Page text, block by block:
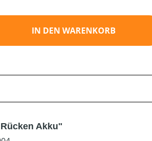
den gewünschten Wert
IN DEN WARENKORB
Akku"